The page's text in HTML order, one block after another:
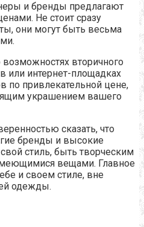
и бренды предлагают
Не стоит сразу
они могут быть весьма
вторичного
или интернет-площадках
по привлекательной цене,
украшением вашего
сказать, что
бренды и высокие
стиль, быть творческим
вещами. Главное
и своем стиле, вне
одежды.